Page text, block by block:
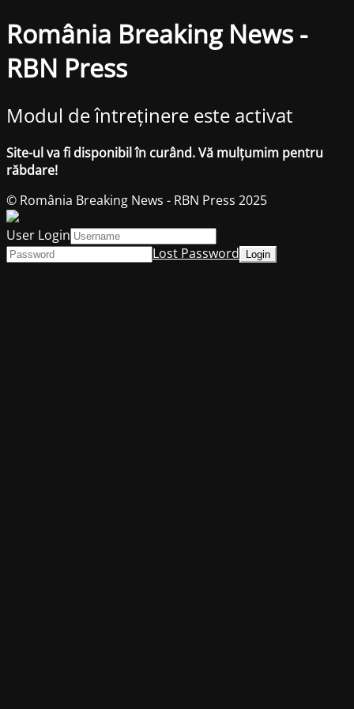
România Breaking News -
RBN Press
Modul de întreținere este activat
Site-ul va fi disponibil în curând. Vă mulțumim pentru
răbdare!
© România Breaking News - RBN Press 2025
User Login
Lost Password